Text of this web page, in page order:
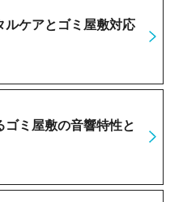
ルケアとゴミ屋敷対応
ミ屋敷の音響特性と